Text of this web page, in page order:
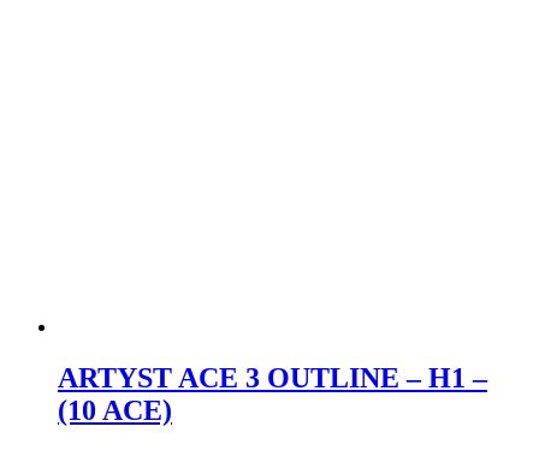
ARTYST ACE 3 OUTLINE – H1 –
(10 ACE)